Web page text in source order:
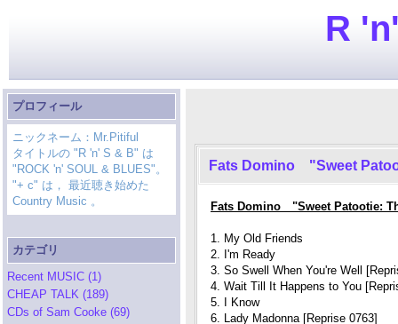
R
プロフィール
ニックネーム：Mr.Pitiful
タイトルの "R 'n' S & B" は
"ROCK 'n' SOUL & BLUES"。
"+ c" は， 最近聴き始めた
Country Music 。
カテゴリ
Recent MUSIC (1)
CHEAP TALK (189)
CDs of Sam Cooke (69)
Fats Domino "Sweet
Fats Domino "Sweet Patootie:
1. My Old Friends
2. I'm Ready
3. So Swell When You're Well
4. Wait Till It Happens to You
5. I Know
6. Lady Madonna [Reprise 0763]